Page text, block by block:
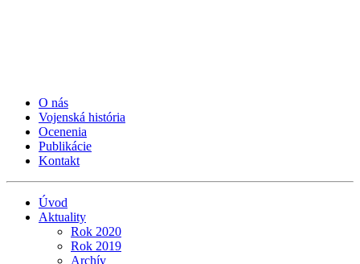
O nás
Vojenská história
Ocenenia
Publikácie
Kontakt
Úvod
Aktuality
Rok 2020
Rok 2019
Archív